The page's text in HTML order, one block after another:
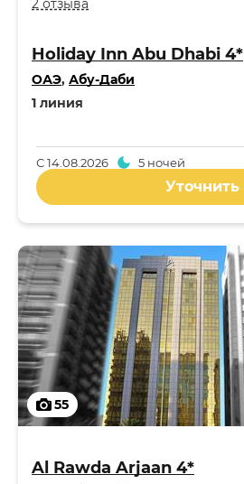
2 отзыва
Holiday Inn Abu Dhabi 4*
ОАЭ, Абу-Даби
1 линия
С14.08.2026 5 ночей
Уточнить
55
Al Rawda Arjaan 4*